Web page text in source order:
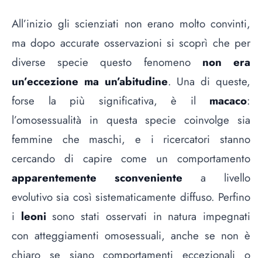
All’inizio gli scienziati non erano molto convinti,
ma dopo accurate osservazioni si scoprì che per
diverse specie questo fenomeno non era
un’eccezione ma un’abitudine. Una di queste,
forse la più significativa, è il macaco:
l’omosessualità in questa specie coinvolge sia
femmine che maschi, e i ricercatori stanno
cercando di capire come un comportamento
apparentemente sconveniente a livello
evolutivo sia così sistematicamente diffuso. Perfino
i leonisono stati osservati in natura impegnati
con atteggiamenti omosessuali, anche se non è